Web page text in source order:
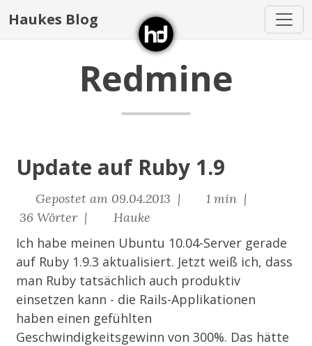
Haukes Blog
Redmine
Update auf Ruby 1.9
Gepostet am 09.04.2013 |
1 min |
36 Wörter |
Hauke
Ich habe meinen Ubuntu 10.04-Server gerade
auf Ruby 1.9.3 aktualisiert. Jetzt weiß ich, dass
man Ruby tatsächlich auch produktiv
einsetzen kann - die Rails-Applikationen
haben einen gefühlten
Geschwindigkeitsgewinn von 300%. Das hätte